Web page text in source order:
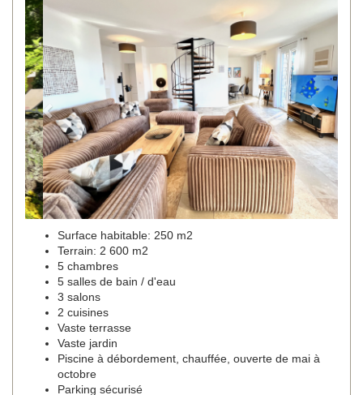
Surface habitable: 250 m2
Terrain: 2 600 m2
5 chambres
5 salles de bain / d'eau
3 salons
2 cuisines
Vaste terrasse
Vaste jardin
Piscine à débordement, chauffée, ouverte de mai à
octobre
Parking sécurisé